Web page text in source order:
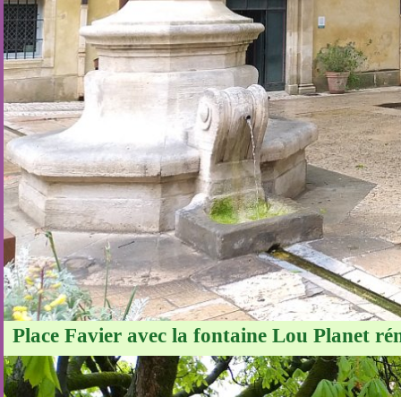
Place Favier avec la fontaine Lou Planet